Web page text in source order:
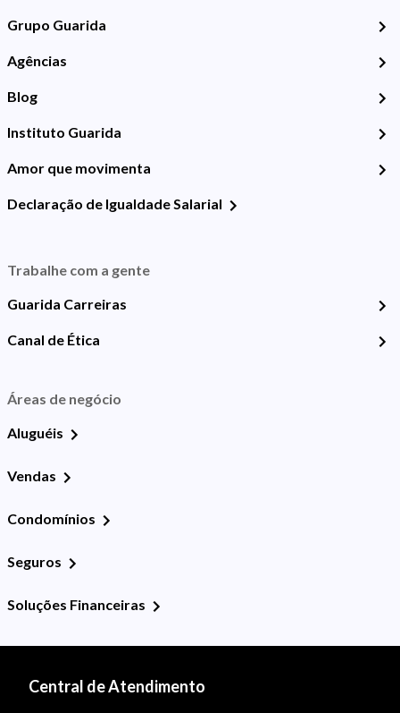
Grupo Guarida
Agências
Blog
Instituto Guarida
Amor que movimenta
Declaração de Igualdade Salarial
Trabalhe com a gente
Guarida Carreiras
Canal de Ética
Áreas de negócio
Aluguéis
Vendas
Condomínios
Seguros
Soluções Financeiras
Central de Atendimento